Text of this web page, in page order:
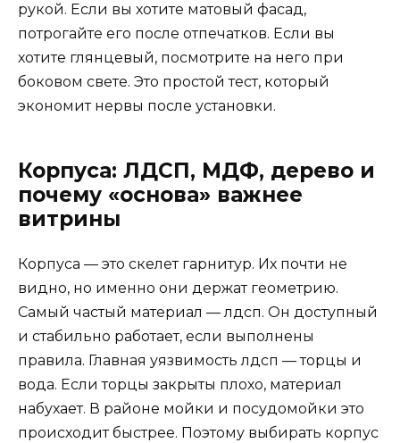
рукой. Если вы хотите матовый фасад,
потрогайте его после отпечатков. Если вы
хотите глянцевый, посмотрите на него при
боковом свете. Это простой тест, который
экономит нервы после установки.
Корпуса: ЛДСП, МДФ, дерево и
почему «основа» важнее
витрины
Корпуса — это скелет гарнитур. Их почти не
видно, но именно они держат геометрию.
Самый частый материал — лдсп. Он доступный
и стабильно работает, если выполнены
правила. Главная уязвимость лдсп — торцы и
вода. Если торцы закрыты плохо, материал
набухает. В районе мойки и посудомойки это
происходит быстрее. Поэтому выбирать корпус